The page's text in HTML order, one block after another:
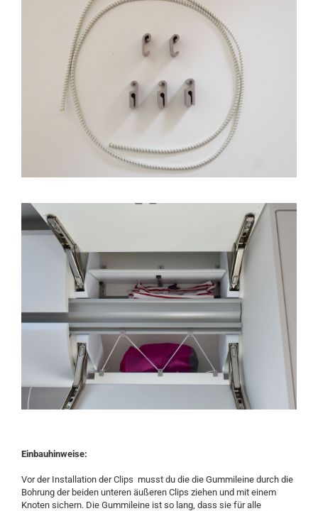
Einbauhinweise:
Vor der Installation der Clips musst du die die Gummileine durch die
Bohrung der beiden unteren äußeren Clips ziehen und mit einem
Knoten sichern. Die Gummileine ist so lang, dass sie für alle